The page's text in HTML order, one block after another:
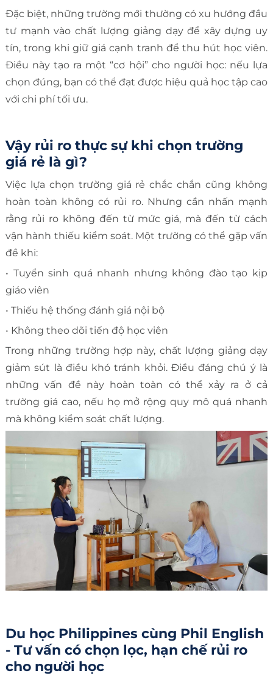
Đặc biệt, những trường mới thường có xu hướng đầu
tư mạnh vào chất lượng giảng dạy để xây dựng uy
tín, trong khi giữ giá cạnh tranh để thu hút học viên.
Điều này tạo ra một “cơ hội” cho người học: nếu lựa
chọn đúng, bạn có thể đạt được hiệu quả học tập cao
với chi phí tối ưu.
Vậy rủi ro thực sự khi chọn trường
giá rẻ là gì?
Việc lựa chọn trường giá rẻ chắc chắn cũng không
hoàn toàn không có rủi ro. Nhưng cần nhấn mạnh
rằng rủi ro không đến từ mức giá, mà đến từ cách
vận hành thiếu kiểm soát. Một trường có thể gặp vấn
đề khi:
• Tuyển sinh quá nhanh nhưng không đào tạo kịp
giáo viên
• Thiếu hệ thống đánh giá nội bộ
• Không theo dõi tiến độ học viên
Trong những trường hợp này, chất lượng giảng dạy
giảm sút là điều khó tránh khỏi. Điều đáng chú ý là
những vấn đề này hoàn toàn có thể xảy ra ở cả
trường giá cao, nếu họ mở rộng quy mô quá nhanh
mà không kiểm soát chất lượng.
Du học Philippines cùng Phil English
- Tư vấn có chọn lọc, hạn chế rủi ro
cho người học